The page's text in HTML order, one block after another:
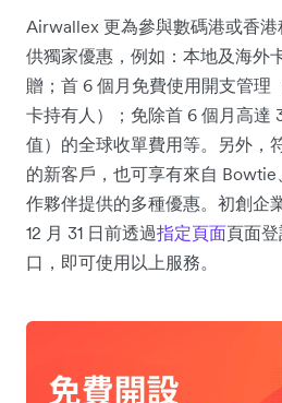
Airwallex 更為參與數碼港或香
供獨家優惠，例如：本地及海外
贈；首 6 個月免費使用開支管理
卡持有人）；免除首 6 個月高達
值）的全球收單費用等。另外，
的新客戶，也可享有來自
作夥伴提供的多種優惠。初創企
12 月 31 日前透過指定頁面頁面
口，即可使用以上服務。